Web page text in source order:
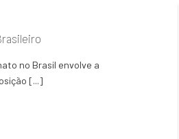
no Brasil envolve a
[...]